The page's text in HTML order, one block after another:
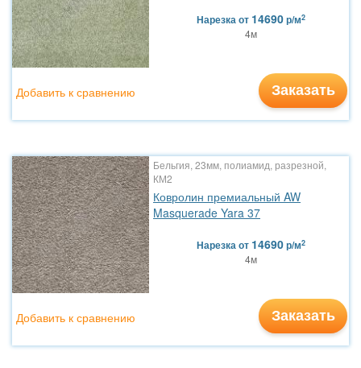
Нарезкаот 14690р/м2
4м
Заказать
Добавить к сравнению
Бельгия, 23мм, полиамид, разрезной,
КМ2
Ковролин премиальный AW
Masquerade Yara 37
Нарезкаот 14690р/м2
4м
Заказать
Добавить к сравнению